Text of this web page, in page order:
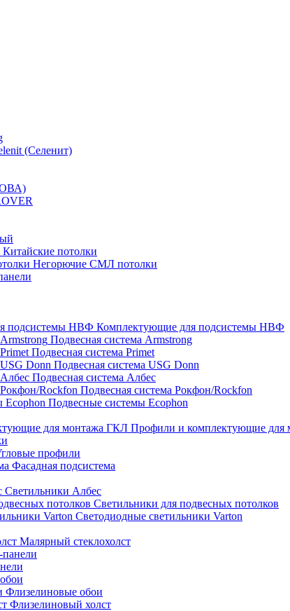
(Селенит)
Китайские потолки
Негорючие СМЛ потолки
Комплектующие для подсистемы НВФ
Подвесная система Armstrong
Подвесная система Primet
Подвесная система USG Donn
Подвесная система Албес
Подвесная система Рокфон/Rockfon
Подвесные системы Ecophon
Профили и комплектующие для
профили
Фасадная подсистема
Светильники Албес
Светильники для подвесных потолков
Светодиодные светильники Varton
Малярный стеклохолст
Флизелиновые обои
Флизелиновый холст